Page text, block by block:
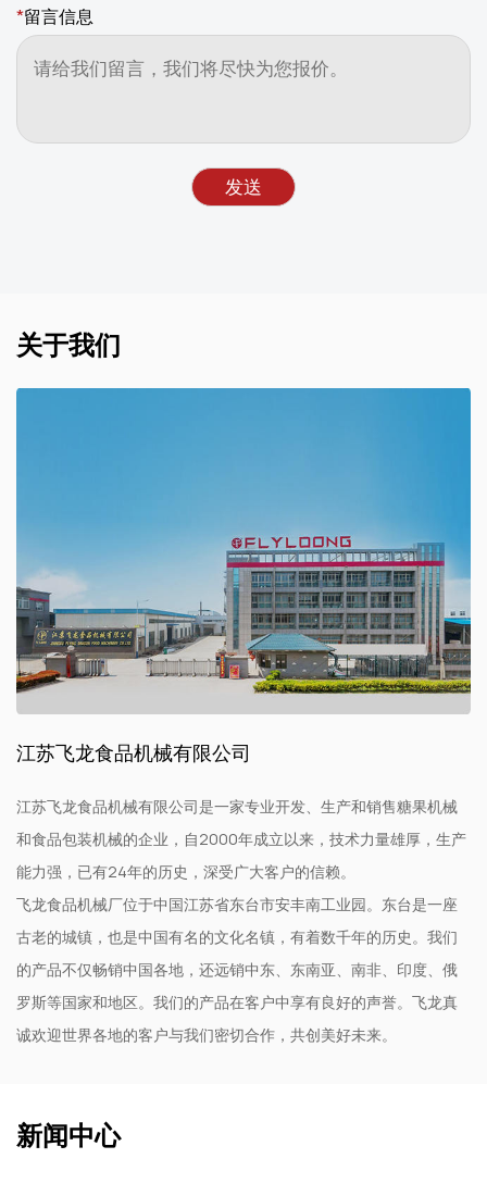
*留言信息
关于我们
江苏飞龙食品机械有限公司
江苏飞龙食品机械有限公司是一家专业开发、生产和销售糖果机械
和食品包装机械的企业，自2000年成立以来，技术力量雄厚，生产
能力强，已有24年的历史，深受广大客户的信赖。
飞龙食品机械厂位于中国江苏省东台市安丰南工业园。东台是一座
古老的城镇，也是中国有名的文化名镇，有着数千年的历史。我们
的产品不仅畅销中国各地，还远销中东、东南亚、南非、印度、俄
罗斯等国家和地区。我们的产品在客户中享有良好的声誉。飞龙真
诚欢迎世界各地的客户与我们密切合作，共创美好未来。
新闻中心